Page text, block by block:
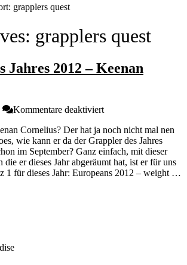
grapplers quest
grapplers quest
Jahres 2012 – Keenan
Kommentare deaktiviertfür
des
Jahres
2012
–
Keenan
Cornelius? Der hat ja noch nicht mal nen
wie kann er da der Grappler des Jahres
im September? Ganz einfach, mit dieser
die er dieses Jahr abgeräumt hat, ist er für uns
1 für dieses Jahr: Europeans 2012 – weight …